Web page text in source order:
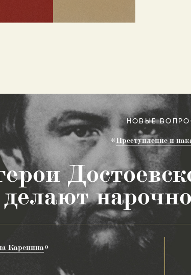
НОВЫЕ
Преступление и
делают
Каренина